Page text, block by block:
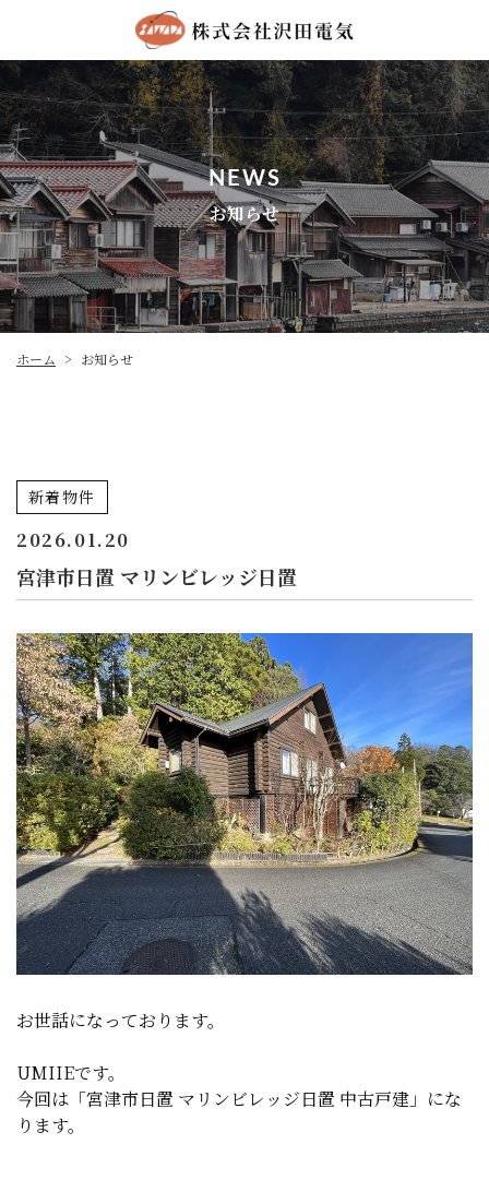
NEWS
お知らせ
ホーム > お知らせ
新着物件
2026.01.20
宮津市日置 マリンビレッジ日置
お世話になっております。
UMIIEです。
今回は「宮津市日置 マリンビレッジ日置 中古戸建」にな
ります。